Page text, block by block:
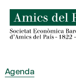
contenido
Agenda